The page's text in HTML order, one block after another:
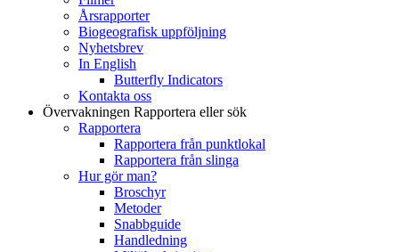
Årsrapporter
Biogeografisk uppföljning
Nyhetsbrev
In English
Butterfly Indicators
Kontakta oss
Övervakningen Rapportera eller sök
Rapportera
Rapportera från punktlokal
Rapportera från slinga
Hur gör man?
Broschyr
Metoder
Snabbguide
Handledning